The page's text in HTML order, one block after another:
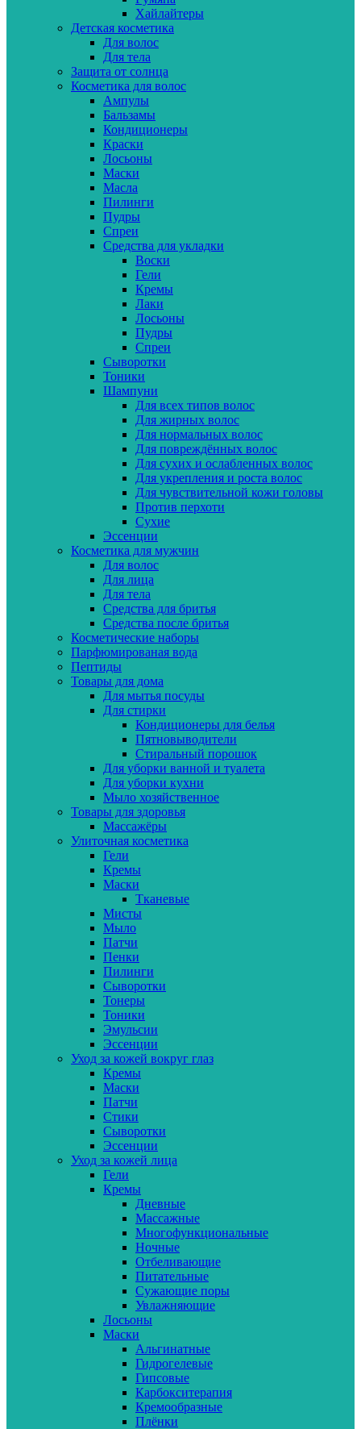
Хайлайтеры
Детская косметика
Для волос
Для тела
Защита от солнца
Косметика для волос
Ампулы
Бальзамы
Кондиционеры
Краски
Лосьоны
Маски
Масла
Пилинги
Пудры
Спреи
Средства для укладки
Воски
Гели
Кремы
Лаки
Лосьоны
Пудры
Спреи
Сыворотки
Тоники
Шампуни
Для всех типов волос
Для жирных волос
Для нормальных волос
Для повреждённых волос
Для сухих и ослабленных волос
Для укрепления и роста волос
Для чувствительной кожи головы
Против перхоти
Сухие
Эссенции
Косметика для мужчин
Для волос
Для лица
Для тела
Средства для бритья
Средства после бритья
Косметические наборы
Парфюмированая вода
Пептиды
Товары для дома
Для мытья посуды
Для стирки
Кондиционеры для белья
Пятновыводители
Стиральный порошок
Для уборки ванной и туалета
Для уборки кухни
Мыло хозяйственное
Товары для здоровья
Массажёры
Улиточная косметика
Гели
Кремы
Маски
Тканевые
Мисты
Мыло
Патчи
Пенки
Пилинги
Сыворотки
Тонеры
Тоники
Эмульсии
Эссенции
Уход за кожей вокруг глаз
Кремы
Маски
Патчи
Стики
Сыворотки
Эссенции
Уход за кожей лица
Гели
Кремы
Дневные
Массажные
Многофункциональные
Ночные
Отбеливающие
Питательные
Сужающие поры
Увлажняющие
Лосьоны
Маски
Альгинатные
Гидрогелевые
Гипсовые
Карбокситерапия
Кремообразные
Плёнки